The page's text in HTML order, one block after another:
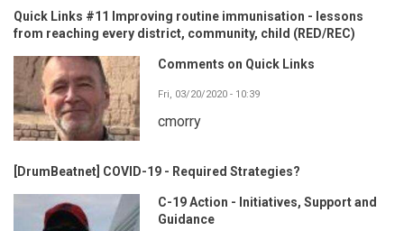
Quick Links #11 Improving routine immunisation - lessons
from reaching every district, community, child (RED/REC)
Comments on Quick Links
Fri, 03/20/2020 - 10:39
cmorry
[DrumBeatnet] COVID-19 - Required Strategies?
C-19 Action - Initiatives, Support and
Guidance